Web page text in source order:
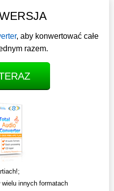
, aby konwertować całe
razem.
innych formatach